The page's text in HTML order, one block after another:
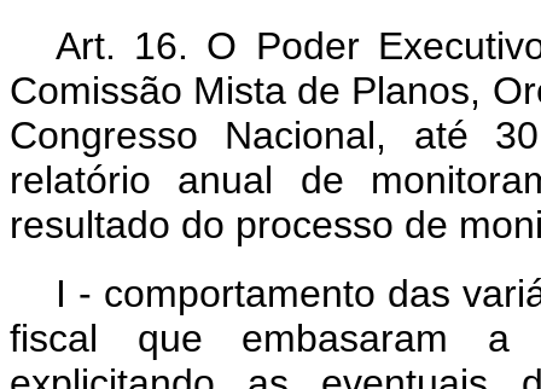
Art. 16. O Poder
Comissão Mista de Planos,
Congresso Nacional, até
relatório anual de
resultado do processo de
I - comportamento das
fiscal que embasaram a